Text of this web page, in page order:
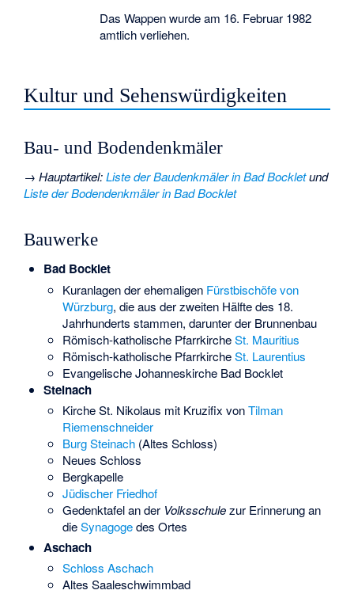
Das Wappen wurde am 16. Februar 1982
amtlich verliehen.
Kultur und Sehenswürdigkeiten
Bau- und Bodendenkmäler
→Hauptartikel:Liste der Baudenkmäler in Bad Bockletund
Liste der Bodendenkmäler in Bad Bocklet
Bauwerke
Bad Bocklet
Kuranlagen der ehemaligen Fürstbischöfe von
Würzburg, die aus der zweiten Hälfte des 18.
Jahrhunderts stammen, darunter der Brunnenbau
Römisch-katholische PfarrkircheSt. Mauritius
Römisch-katholische PfarrkircheSt. Laurentius
EvangelischeJohanneskirche Bad Bocklet
Steinach
Kirche St. Nikolaus mit Kruzifix vonTilman
Riemenschneider
Burg Steinach (Altes Schloss)
Neues Schloss
Bergkapelle
Jüdischer Friedhof
Gedenktafel an der Volksschulezur Erinnerung an
dieSynagogedes Ortes
Aschach
Schloss Aschach
Altes Saaleschwimmbad